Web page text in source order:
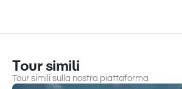
Tour simili
Tour simili sulla nostra piattaforma